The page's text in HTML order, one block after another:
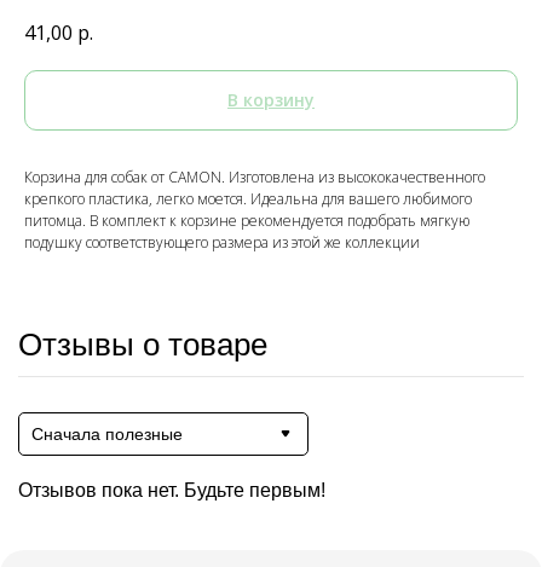
41,00 р.
В корзину
Корзина для собак от CAMON. Изготовлена из высококачественного
крепкого пластика, легко моется. Идеальна для вашего любимого
питомца. В комплект к корзине рекомендуется подобрать мягкую
подушку соответствующего размера из этой же коллекции
Отзывы о товаре
Сначала полезные
Отзывов пока нет. Будьте первым!